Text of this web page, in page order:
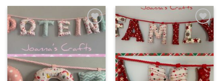
Πρόσθήκη
λίστα
επιθυμιών
Πρόσθήκη
στην
λίστα
επιθυμιών